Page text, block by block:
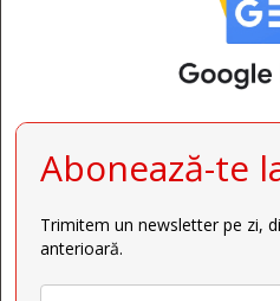
Abonează-te
Trimitem un newsletter pe zi,
anterioară.